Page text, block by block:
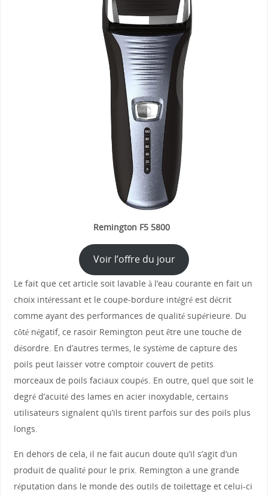
Remington F5 5800
Voir l’offre du jour
Le fait que cet article soit lavable à l’eau courante en fait un
choix intéressant et le coupe-bordure intégré est décrit
comme ayant des performances de qualité supérieure. Du
côté négatif, ce rasoir Remington peut être une touche de
désordre. En d’autres termes, le système de capture des
poils peut laisser votre comptoir couvert de petits
morceaux de poils faciaux coupés. En outre, quel que soit le
degré d’acuité des lames en acier inoxydable, certains
utilisateurs signalent qu’ils tirent parfois sur des poils plus
longs.
En dehors de cela, il ne fait aucun doute qu’il s’agit d’un
produit de qualité pour le prix. Remington a une grande
réputation dans le monde des outils de toilettage et celui-ci